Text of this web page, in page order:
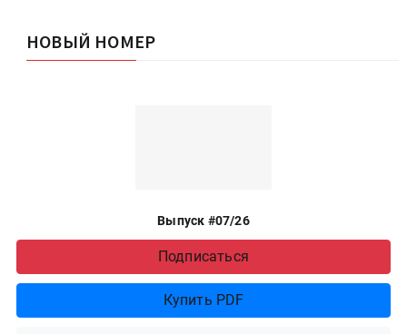
НОВЫЙ НОМЕР
Выпуск #07/26
Подписаться
Купить PDF